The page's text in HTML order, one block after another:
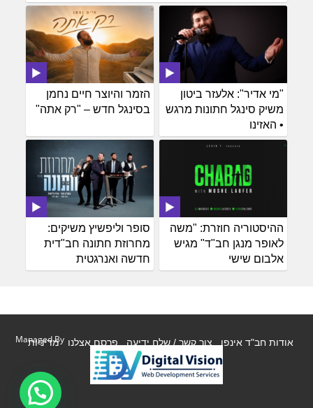
הזמר והיוצר חיים נחמן
בסינגל חדש – "רק אתה"
"מי אדיר": אלעזר ביטון
משיק סינגל חתונות מרגש
• האזינו
סופר וליפשיץ משיקים:
מחרוזת חתונה חב"דית
חדשה ואנרגטית
ההיסטוריה חוזרת: "משה
לאופר מנגן חב"ד" מגיש
אלבום שישי
אודות חב"ד אינפו צור קשר / שלח ידיעה פרסם אצלנו מדיניות
Managed By